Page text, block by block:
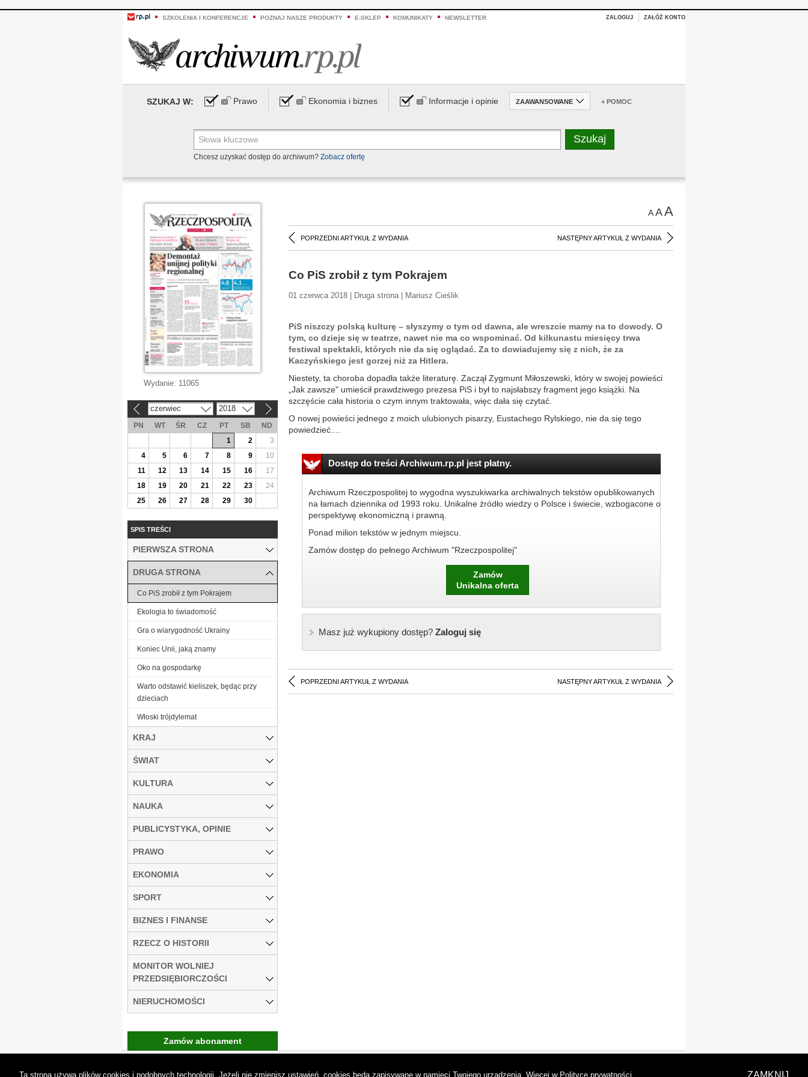
SZKOLENIA I KONFERENCJE POZNAJ NASZE PRODUKTY E-SKLEP KOMUNIKATY NEWSLETTER ZALOGUJ ZAŁÓŻ KONTO
SZUKAJ W: Prawo Ekonomia i biznes Informacje i opinie ZAAWANSOWANE + POMOC
Chcesz uzyskać dostęp do archiwum? Zobacz ofertę
AAA
POPRZEDNI ARTYKUŁ Z WYDANIA NASTĘPNY ARTYKUŁ Z WYDANIA
Co PiS zrobił z tym Pokrajem
01 czerwca 2018 | Druga strona | Mariusz Cieślik
PiS niszczy polską kulturę – słyszymy o tym od dawna, ale wreszcie mamy na to dowody. O
tym, co dzieje się w teatrze, nawet nie ma co wspominać. Od kilkunastu miesięcy trwa
festiwal spektakli, których nie da się oglądać. Za to dowiadujemy się z nich, że za
Kaczyńskiego jest gorzej niż za Hitlera.
Niestety, ta choroba dopadła także literaturę. Zaczął Zygmunt Miłoszewski, który w swojej powieści
„Jak zawsze" umieścił prawdziwego prezesa PiS i był to najsłabszy fragment jego książki. Na
szczęście cała historia o czym innym traktowała, więc dała się czytać.
O nowej powieści jednego z moich ulubionych pisarzy, Eustachego Rylskiego, nie da się tego
powiedzieć....
Dostęp do treści Archiwum.rp.pl jest płatny.
Archiwum Rzeczpospolitej to wygodna wyszukiwarka archiwalnych tekstów opublikowanych
na łamach dziennika od 1993 roku. Unikalne źródło wiedzy o Polsce i świecie, wzbogacone o
perspektywę ekonomiczną i prawną.
Ponad milion tekstów w jednym miejscu.
Zamów dostęp do pełnego Archiwum "Rzeczpospolitej"
Zamów
Unikalna oferta
Masz już wykupiony dostęp?Zaloguj się
POPRZEDNI ARTYKUŁ Z WYDANIA NASTĘPNY ARTYKUŁ Z WYDANIA
Wydanie: 11065
czerwiec 2018
PN WT ŚR CZ PT SB
ND
1
2
3
4
5 6 7 8 9
10
11
12 13 14 15 16
17
18
19 20 21 22 23
24
25
26 27 28 29 30
SPIS TREŚCI
PIERWSZA STRONA
DRUGA STRONA
Co PiS zrobił z tym Pokrajem
Ekologia to świadomość
Gra o wiarygodność Ukrainy
Koniec Unii, jaką znamy
Oko na gospodarkę
Warto odstawić kieliszek, będąc przy
dzieciach
Włoski trójdylemat
KRAJ
ŚWIAT
KULTURA
NAUKA
PUBLICYSTYKA, OPINIE
PRAWO
EKONOMIA
SPORT
BIZNES I FINANSE
RZECZ O HISTORII
MONITOR WOLNIEJ
PRZEDSIĘBIORCZOŚCI
NIERUCHOMOŚCI
Zamów abonament
Ta strona używa plików cookies i podobnych technologii. Jeżeli nie zmienisz ustawień, cookies będą zapisywane w pamięci Twojego urządzenia. Więcej w Polityce prywatności ZAMKNIJ